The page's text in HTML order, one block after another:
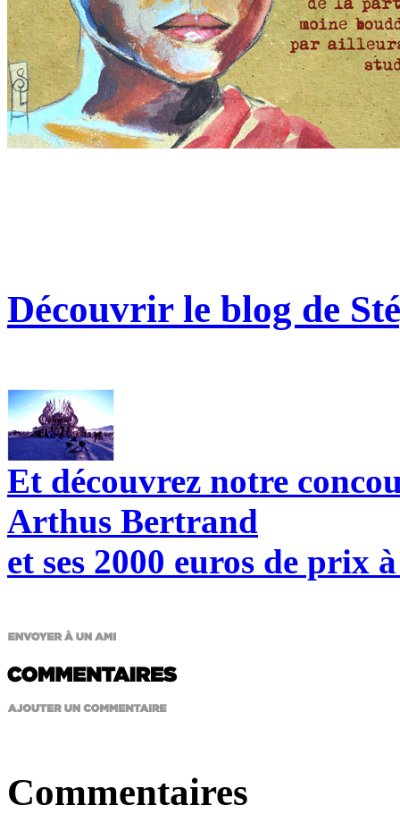
Découvrir le blog de
Et découvrez notre
Arthus Bertrand
et ses 2000 euros de prix
Commentaires